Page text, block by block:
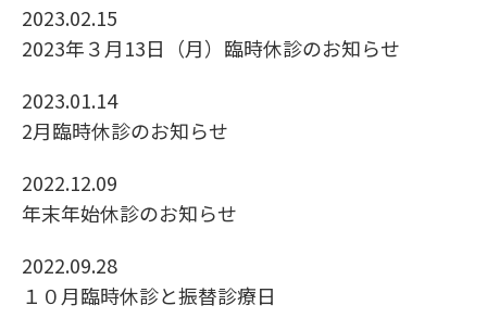
2023.02.15
2023年３月13日（月）臨時休診のお知らせ
2023.01.14
2月臨時休診のお知らせ
2022.12.09
年末年始休診のお知らせ
2022.09.28
１０月臨時休診と振替診療日